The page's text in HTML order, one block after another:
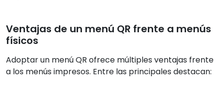
Ventajas de un menú QR frente a menús
físicos
Adoptar un menú QR ofrece múltiples ventajas frente
a los menús impresos. Entre las principales destacan: